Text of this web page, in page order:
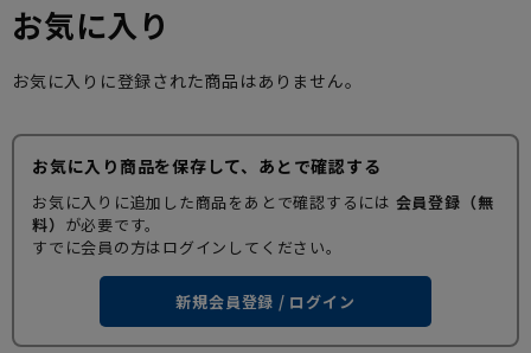
お気に入り
お気に入りに登録された商品はありません。
お気に入り商品を保存して、あとで確認する
お気に入りに追加した商品をあとで確認するには 会員登録（無
料） が必要です。
すでに会員の方はログインしてください。
新規会員登録 / ログイン